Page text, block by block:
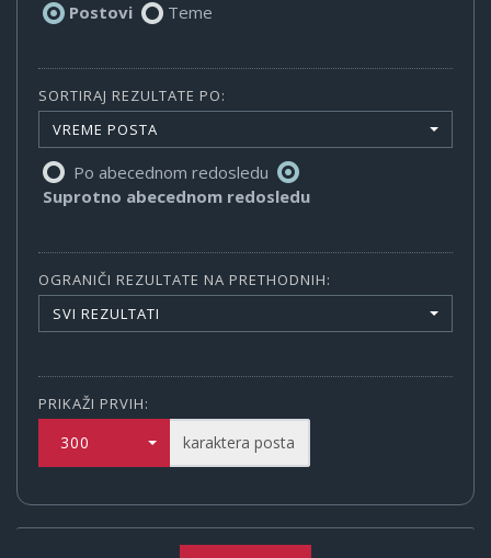
Postovi Teme
SORTIRAJ REZULTATE PO:
VREME POSTA
Po abecednom redosledu
Suprotno abecednom redosledu
OGRANIČI REZULTATE NA PRETHODNIH:
SVI REZULTATI
PRIKAŽI PRVIH:
300 karaktera posta